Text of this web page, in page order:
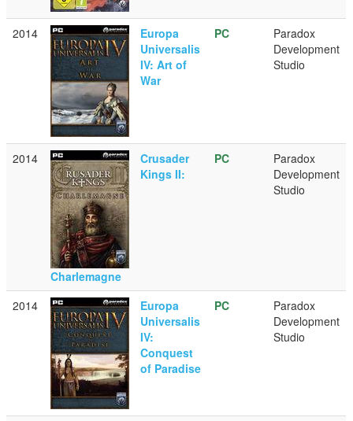
2014
Europa
Universalis
IV: Art of
War
PC
Paradox
Development
Studio
2014
Crusader
Kings II:
Charlemagne
PC
Paradox
Development
Studio
2014
Europa
Universalis
IV:
Conquest
of Paradise
PC
Paradox
Development
Studio